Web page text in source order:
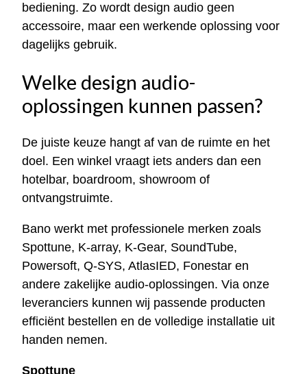
bediening. Zo wordt design audio geen
accessoire, maar een werkende oplossing voor
dagelijks gebruik.
Welke design audio-
oplossingen kunnen passen?
De juiste keuze hangt af van de ruimte en het
doel. Een winkel vraagt iets anders dan een
hotelbar, boardroom, showroom of
ontvangstruimte.
Bano werkt met professionele merken zoals
Spottune, K-array, K-Gear, SoundTube,
Powersoft, Q-SYS, AtlasIED, Fonestar en
andere zakelijke audio-oplossingen. Via onze
leveranciers kunnen wij passende producten
efficiënt bestellen en de volledige installatie uit
handen nemen.
Spottune